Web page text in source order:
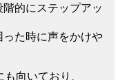
的にステップアッ
た時に声をかけや
向いており、